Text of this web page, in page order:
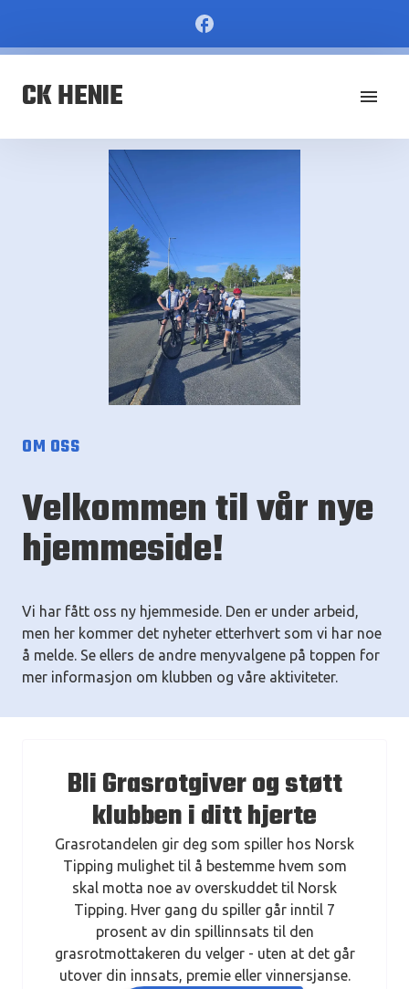
CK HENIE
OM OSS
Velkommen til vår nye
hjemmeside!
Vi har fått oss ny hjemmeside. Den er under arbeid,
men her kommer det nyheter etterhvert som vi har noe
å melde. Se ellers de andre menyvalgene på toppen for
mer informasjon om klubben og våre aktiviteter.
Bli Grasrotgiver og støtt
klubben i ditt hjerte
Grasrotandelen gir deg som spiller hos Norsk
Tipping mulighet til å bestemme hvem som
skal motta noe av overskuddet til Norsk
Tipping. Hver gang du spiller går inntil 7
prosent av din spillinnsats til den
grasrotmottakeren du velger - uten at det går
utover din innsats, premie eller vinnersjanse.